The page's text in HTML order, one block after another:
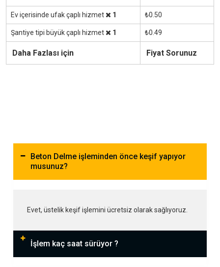
Ev içerisinde ufak çaplı hizmet 1 ₺0.50
Şantiye tipi büyük çaplı hizmet 1 ₺0.49
Daha Fazlası için Fiyat Sorunuz
Beton Delme işleminden önce keşif yapıyor
musunuz?
Evet, üstelik keşif işlemini ücretsiz olarak sağlıyoruz.
İşlem kaç saat sürüyor ?